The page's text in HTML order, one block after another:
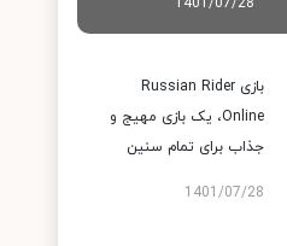
بازی Russian Rider
Online‏، یک بازی مهیج و
جذاب برای تمام سنین
1401/07/28